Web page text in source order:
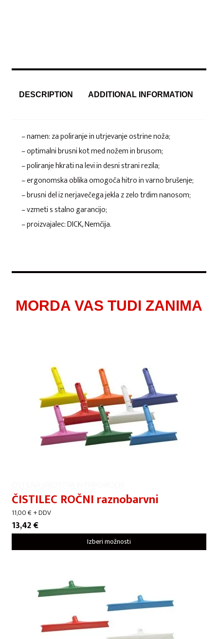
DESCRIPTION ADDITIONAL INFORMATION
– namen: za poliranje in utrjevanje ostrine noža;
– optimalni brusni kot med nožem in brusom;
– poliranje hkrati na levi in desni strani rezila;
– ergonomska oblika omogoča hitro in varno brušenje;
– brusni del iz nerjavečega jekla z zelo trdim nanosom;
– vzmeti s stalno garancijo;
– proizvajalec: DICK, Nemčija.
MORDA VAS TUDI ZANIMA
ČISTILEC ROČNI raznobarvni
11,00€+ DDV
13,42€
Izberi možnosti